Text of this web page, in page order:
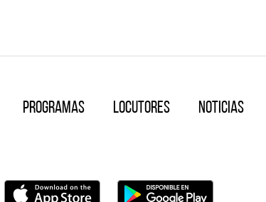
Programas Locutores Noticias